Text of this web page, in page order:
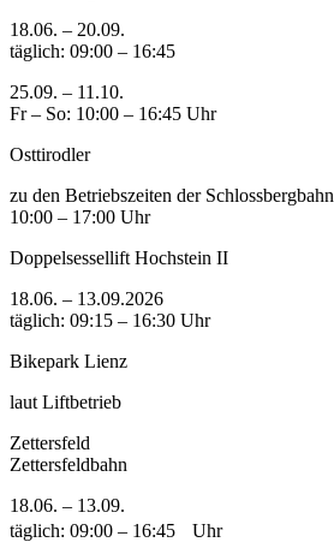
18.06. – 20.09.
täglich: 09:00 – 16:45
25.09. – 11.10.
Fr – So: 10:00 – 16:45 Uhr
Osttirodler
zu den Betriebszeiten der Schlossbergbahn
10:00 – 17:00 Uhr
Doppelsessellift Hochstein II
18.06. – 13.09.2026
täglich: 09:15 – 16:30 Uhr
Bikepark Lienz
laut Liftbetrieb
Zettersfeld
Zettersfeldbahn
18.06. – 13.09.
täglich: 09:00 – 16:45 Uhr